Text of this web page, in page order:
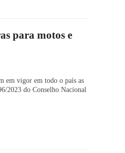
para motos e
em vigor em todo o país as
2023 do Conselho Nacional